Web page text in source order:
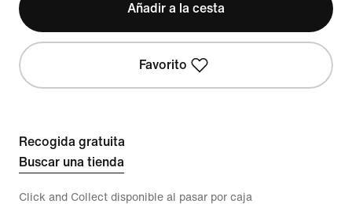
Añadir a la cesta
Favorito
Recogida gratuita
Buscar una tienda
Click and Collect disponible al pasar por caja